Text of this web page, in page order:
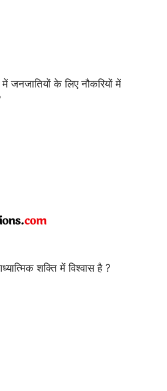
जनजातियों के लिए नौकरियों में
शक्ति में विश्वास है ?